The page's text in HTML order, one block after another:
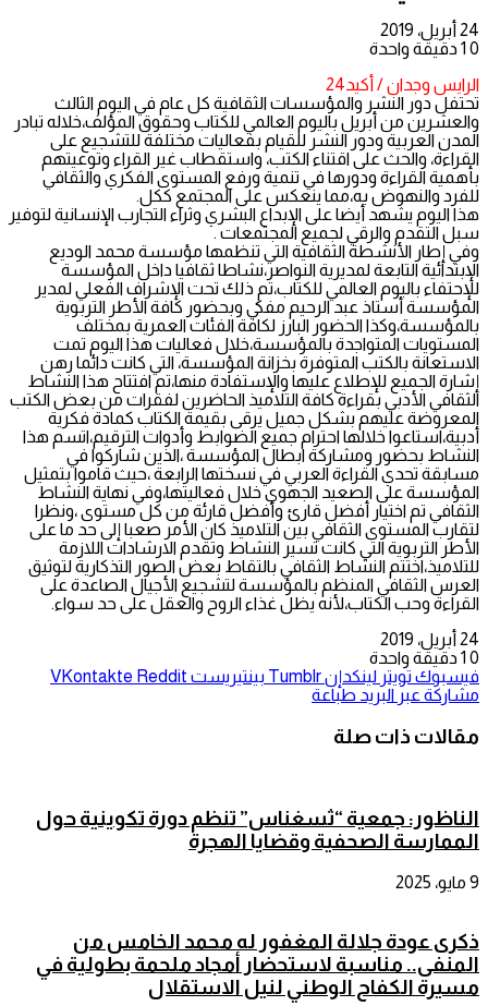
24 أبريل، 2019
0
دقيقة واحدة
الرايس وجدان / أكيد24
تحتفل دور النشر والمؤسسات الثقافية كل عام في اليوم الثالث
والعشرين من أبريل باليوم العالمي للكتاب وحقوق المؤلف،خلاله تبادر
المدن العربية ودور النشر للقيام بفعاليات مختلفة للتشجيع على
القراءة، والحث على اقتناء الكتب، واستقطاب غير القراء وتوعيتهم
بأهمية القراءة ودورها في تنمية ورفع المستوى الفكري والثقافي
للفرد والنهوض به،مما ينعكس على المجتمع ككل.
هذا اليوم يشهد أيضا على الإبداع البشري وثراء التجارب الإنسانية لتوفير
سبل التقدم والرقي لجميع المجتمعات .
وفي إطار الأنشطة الثقافية التي تنظمها مؤسسة محمد الوديع
الإبتدائية التابعة لمديرية النواصر،نشاطا ثقافيا داخل المؤسسة
للإحتفاء باليوم العالمي للكتاب،تم ذلك تحت الإشراف الفعلي لمدير
المؤسسة أستاذ عبد الرحيم مفكي وبحضور كافة الأطر التربوية
بالمؤسسة،وكذا الحضور البارز لكافة الفئات العمرية بمختلف
المستويات المتواجدة بالمؤسسة،خلال فعاليات هذا اليوم تمت
الاستعانة بالكتب المتوفرة بخزانة المؤسسة، التي كانت دائما رهن
إشارة الجميع للإطلاع عليها والإستفادة منها،تم افتتاح هذا النشاط
الثقافي الأدبي بقراءة كافة التلاميذ الحاضرين لفقرات من بعض الكتب
المعروضة عليهم بشكل جميل يرقى بقيمة الكتاب كمادة فكرية
أدبية،استاعوا خلالها احترام جميع الضوابط وأدوات الترقيم،اتسم هذا
النشاط بحضور ومشاركة ابطال المؤسسة ،الذين شاركوا في
مسابقة تحدي القراءة العربي في نسختها الرابعة ،حيث قاموا بتمثيل
المؤسسة على الصعيد الجهوي خلال فعاليتها،وفي نهاية النشاط
الثقافي تم اختيار أفضل قارئ وأفضل قارئة من كل مستوى ،ونظرا
لتقارب المستوى الثقافي بين التلاميذ كان الأمر صعبا إلى حد ما على
الأطر التربوية التي كانت تسير النشاط وتقدم الارشادات اللازمة
للتلاميذ،اختتم النشاط الثقافي بالتقاط بعض الصور التذكارية لتوثيق
العرس الثقافي المنظم بالمؤسسة لتشجيع الأجيال الصاعدة على
القراءة وحب الكتاب،ﻷنه يظل غذاء الروح والعقل على حد سواء.
24 أبريل، 2019
0
دقيقة واحدة
فيسبوك تويتر لينكدإن بينتيريست
مشاركة عبر البريد طباعة
مقالات ذات صلة
الناظور: جمعية “ثسغناس” تنظم دورة تكوينية حول
الممارسة الصحفية وقضايا الهجرة
9 مايو، 2025
ذكرى عودة جلالة المغفور له محمد الخامس من
المنفى.. مناسبة لاستحضار أمجاد ملحمة بطولية في
مسيرة الكفاح الوطني لنيل الاستقلال